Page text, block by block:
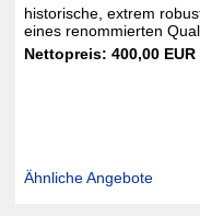
historische, extrem
eines renommierten
Nettopreis: 400,00 EUR
Ähnliche Angebote